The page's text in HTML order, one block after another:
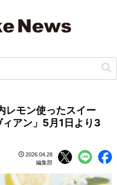
レモン使ったスイー
アン」5月1日より3
2026.04.28
編集部